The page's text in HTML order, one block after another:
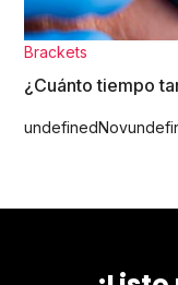
Brackets
¿Cuánto tiempo
undefinedNov